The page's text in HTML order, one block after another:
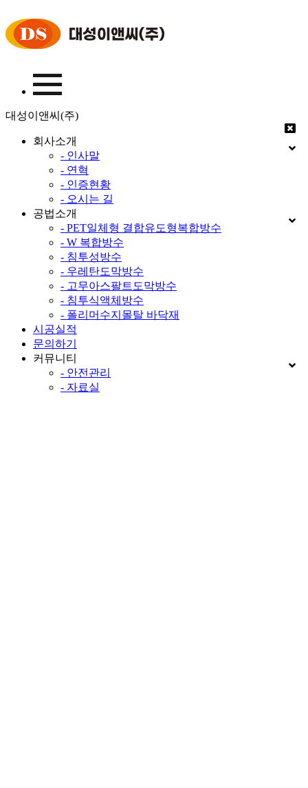
대성이앤씨(주)
회사소개
- 인사말
- 연혁
- 인증현황
- 오시는 길
공법소개
- PET일체형 결합유도형복합방수
- W 복합방수
- 침투성방수
- 우레탄도막방수
- 고무아스팔트도막방수
- 침투식액체방수
- 폴리머수지몰탈 바닥재
시공실적
문의하기
커뮤니티
- 안전관리
- 자료실